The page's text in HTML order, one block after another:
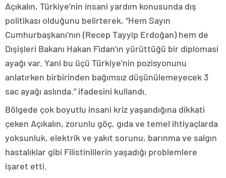
Açıkalın, Türkiye’nin insani yardım konusunda dış
politikası olduğunu belirterek, “Hem Sayın
Cumhurbaşkanı’nın (Recep Tayyip Erdoğan) hem de
Dışişleri Bakanı Hakan Fidan’ın yürüttüğü bir diplomasi
ayağı var. Yani bu üçü Türkiye’nin pozisyonunu
anlatırken birbirinden bağımsız düşünülemeyecek 3
sac ayağı aslında.” ifadesini kullandı.
Bölgede çok boyutlu insani kriz yaşandığına dikkati
çeken Açıkalın, zorunlu göç, gıda ve temel ihtiyaçlarda
yoksunluk, elektrik ve yakıt sorunu, barınma ve salgın
hastalıklar gibi Filistinlilerin yaşadığı problemlere
işaret etti.